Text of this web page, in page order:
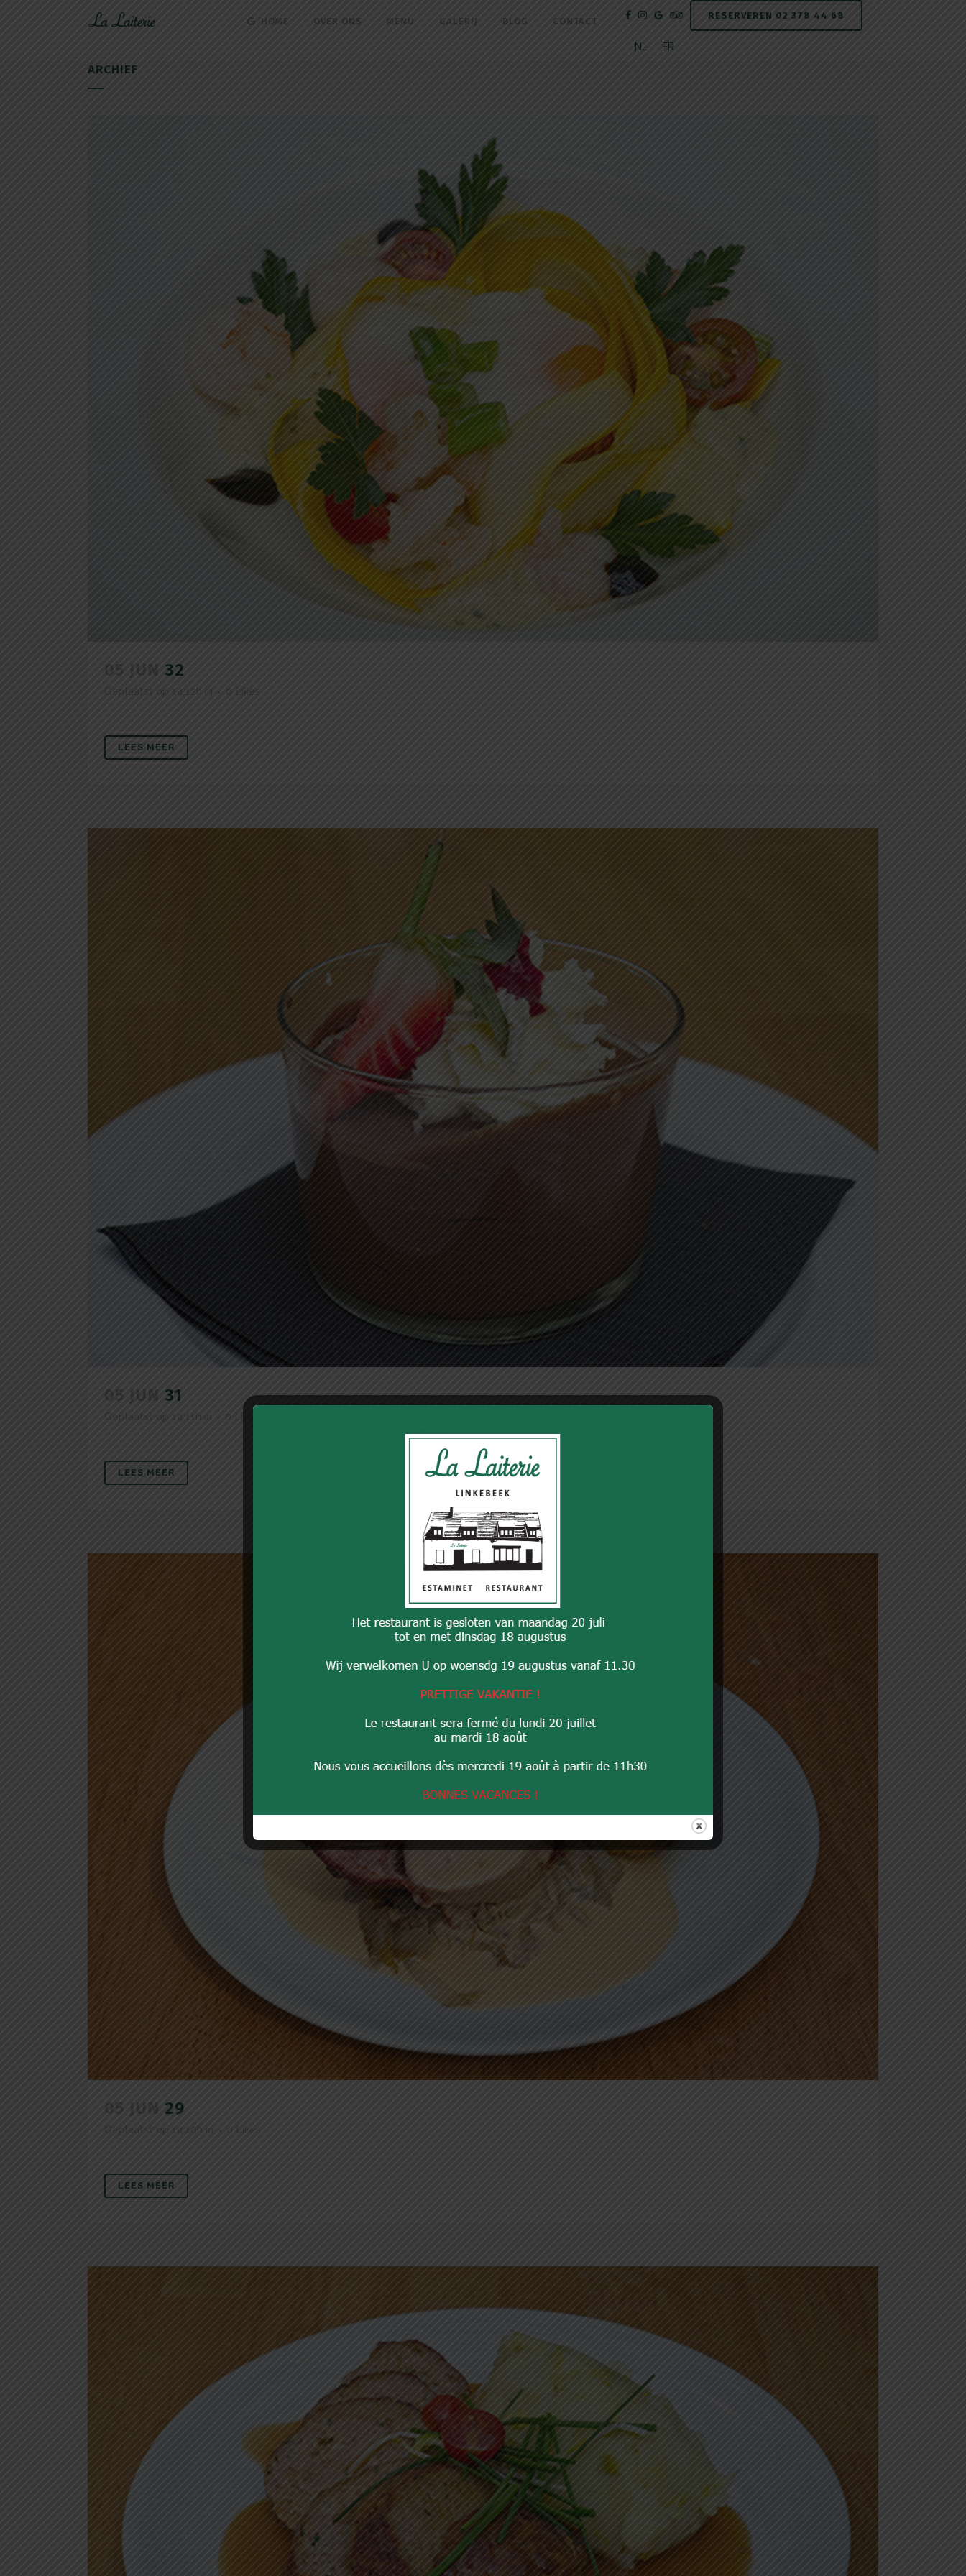
RESERVEREN 02 378 44 68
NL FR
HOME OVER ONS MENU GALERIJ BLOG CONTACT
ARCHIEF
05 JUN 32
Geplaatst op 14:12h in 0 Likes
LEES MEER
05 JUN 31
Geplaatst op 14:11h in 0
LEES MEER
05 JUN 29
Geplaatst op 14:10h in 0 Likes
LEES MEER